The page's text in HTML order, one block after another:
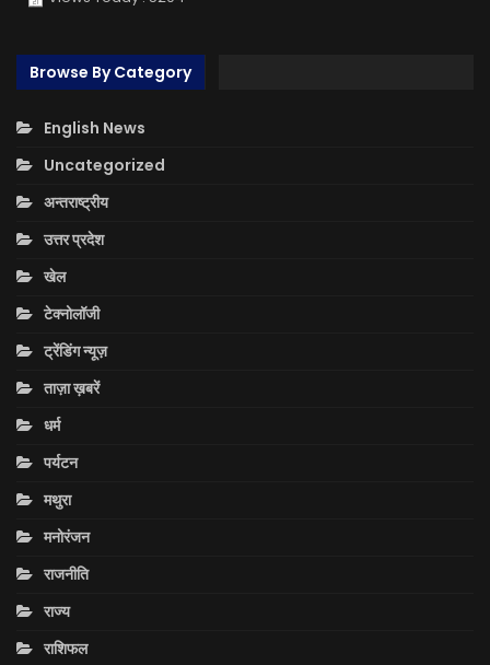
Browse By Category
English News
Uncategorized
अन्तराष्ट्रीय
उत्तर प्रदेश
खेल
टेक्नोलॉजी
ट्रेंडिंग न्यूज़
ताज़ा ख़बरें
धर्म
पर्यटन
मथुरा
मनोरंजन
राजनीति
राज्य
राशिफल